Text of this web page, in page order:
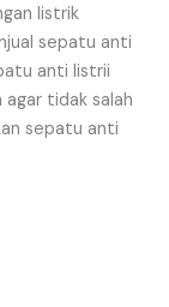
listrik
sepatu anti
anti listrii
tidak salah
sepatu anti